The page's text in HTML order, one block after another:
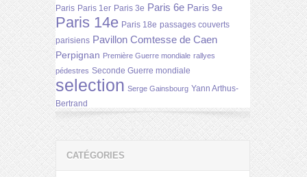
Paris Paris 1er Paris 3e Paris 6e Paris 9e
Paris 14e Paris 18e passages couverts
parisiens Pavillon Comtesse de Caen
Perpignan Première Guerre mondiale rallyes
pédestres Seconde Guerre mondiale
selection Serge Gainsbourg Yann Arthus-
Bertrand
CATÉGORIES